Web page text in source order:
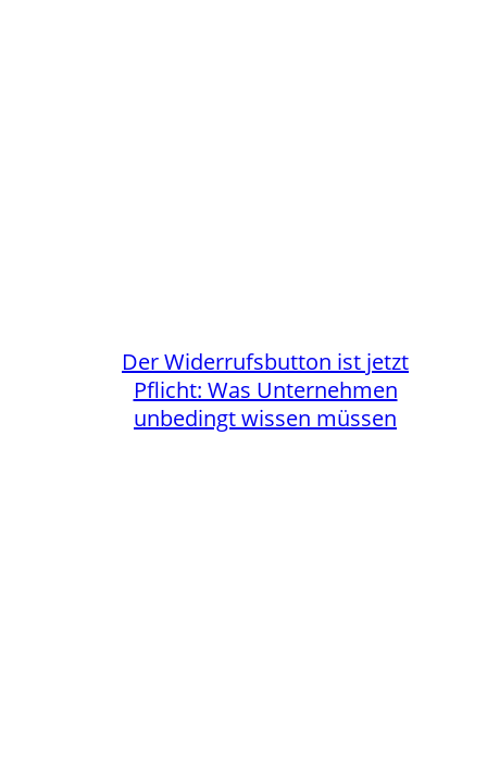
Der Widerrufsbutton ist jetzt
Pflicht: Was Unternehmen
unbedingt wissen müssen